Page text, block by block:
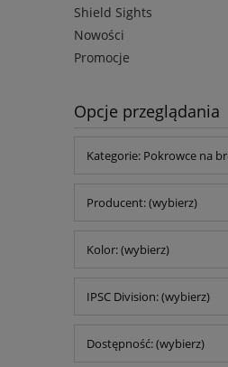
Shield Sights
Nowości
Promocje
Opcje przeglądania
Kategorie: Pokrowce na
Producent: (wybierz)
Kolor: (wybierz)
IPSC Division: (wybierz)
Dostępność: (wybierz)